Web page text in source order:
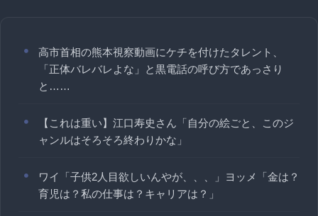
高市首相の熊本視察動画にケチを付けたタレント、
「正体バレバレよな」と黒電話の呼び方であっさり
と……
【これは重い】江口寿史さん「自分の絵ごと、このジ
ャンルはそろそろ終わりかな」
ワイ「子供2人目欲しいんやが、、、」ヨッメ「金は？
育児は？私の仕事は？キャリアは？」